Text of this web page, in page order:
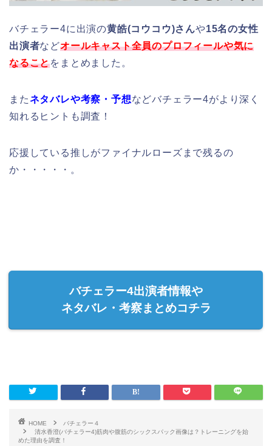
バチェラー4に出演の黄皓(コウコウ)さんや15名の女性
出演者などオールキャスト全員のプロフィールや気に
なることをまとめました。
またネタバレや考察・予想などバチェラー4がより深く
知れるヒントも調査！
応援している推しがファイナルローズまで残るの
か・・・・・。
バチェラー4出演者情報や
ネタバレ・考察まとめコチラ
HOME
バチェラー４
清水香澄(バチェラー4)筋肉や腹筋のシックスパック画像は？トレーニングを始
めた理由を調査！